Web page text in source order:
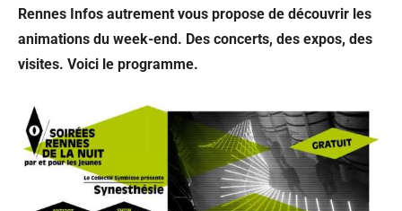
Rennes Infos autrement vous propose de découvrir les
animations du week-end. Des concerts, des expos, des
visites. Voici le programme.